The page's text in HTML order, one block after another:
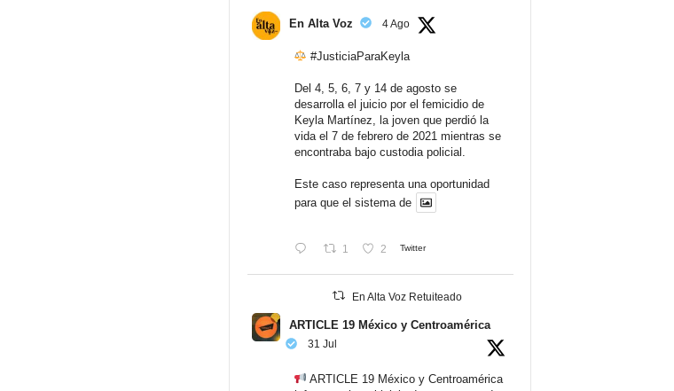
En Alta Voz 4 Ago
#JusticiaParaKeyla
Del 4, 5, 6, 7 y 14 de agosto se
desarrolla el juicio por el femicidio de
Keyla Martínez, la joven que perdió la
vida el 7 de febrero de 2021 mientras se
encontraba bajo custodia policial.
Este caso representa una oportunidad
para que el sistema de
1 2 Twitter
En Alta Voz Retuiteado
ARTICLE 19 México y Centroamérica
31 Jul
ARTICLE 19 México y Centroamérica